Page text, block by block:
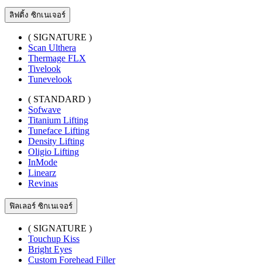
ลิฟติ้ง ซิกเนเจอร์
( SIGNATURE )
Scan Ulthera
Thermage FLX
Tivelook
Tunevelook
( STANDARD )
Sofwave
Titanium Lifting
Tuneface Lifting
Density Lifting
Oligio Lifting
InMode
Linearz
Revinas
ฟิลเลอร์ ซิกเนเจอร์
( SIGNATURE )
Touchup Kiss
Bright Eyes
Custom Forehead Filler